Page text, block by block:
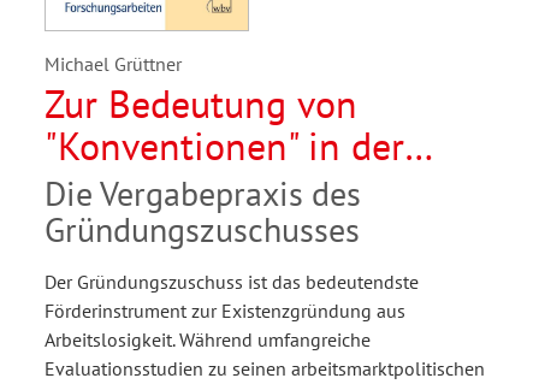
Michael Grüttner
Zur Bedeutung von
"Konventionen" in der
Arbeitsverwaltung
Die Vergabepraxis des
Gründungszuschusses
Der Gründungszuschuss ist das bedeutendste
Förderinstrument zur Existenzgründung aus
Arbeitslosigkeit. Während umfangreiche
Evaluationsstudien zu seinen arbeitsmarktpolitischen